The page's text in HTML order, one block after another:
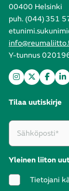
00400 Helsinki
puh. (044) 351
Y-tunnus
Tilaa uutiskirje
Yleinen liiton
Tietojani